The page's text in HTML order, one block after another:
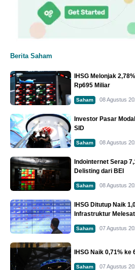
Berita Saham
IHSG Melonjak
Rp695 Miliar
Saham 08 Agustus
Investor Pasar
SID
Saham 08 Agustus
Indointernet Serap
Delisting dari BEI
Saham 08 Agustus
IHSG Ditutup Naik
Infrastruktur Melesat
Saham 07 Agustus
IHSG Naik 0,71% ke
Saham 07 Agustus